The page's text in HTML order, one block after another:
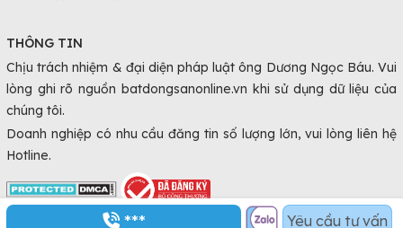
*** Yêu cầu tư vấn
THÔNG TIN
Chịu trách nhiệm & đại diện pháp luật ông Dương Ngọc Báu. Vui
lòng ghi rõ nguồn batdongsanonline.vn khi sử dụng dữ liệu của
chúng tôi.
Doanh nghiệp có nhu cầu đăng tin số lượng lớn, vui lòng liên hệ
Hotline.